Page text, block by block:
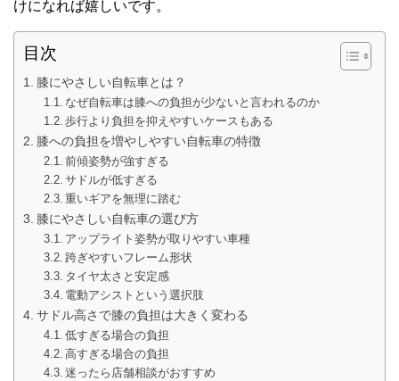
けになれば嬉しいです。
目次
膝にやさしい自転車とは？
なぜ自転車は膝への負担が少ないと言われるのか
歩行より負担を抑えやすいケースもある
膝への負担を増やしやすい自転車の特徴
前傾姿勢が強すぎる
サドルが低すぎる
重いギアを無理に踏む
膝にやさしい自転車の選び方
アップライト姿勢が取りやすい車種
跨ぎやすいフレーム形状
タイヤ太さと安定感
電動アシストという選択肢
サドル高さで膝の負担は大きく変わる
低すぎる場合の負担
高すぎる場合の負担
迷ったら店舗相談がおすすめ